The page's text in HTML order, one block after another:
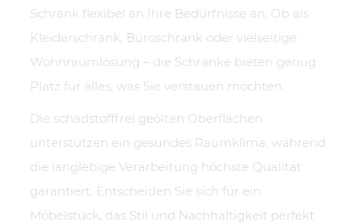
Schrank flexibel an Ihre Bedürfnisse an. Ob als
Kleiderschrank, Büroschrank oder vielseitige
Wohnraumlösung – die Schränke bieten genug
Platz für alles, was Sie verstauen möchten.
Die schadstofffrei geölten Oberflächen
unterstützen ein gesundes Raumklima, während
die langlebige Verarbeitung höchste Qualität
garantiert. Entscheiden Sie sich für ein
Möbelstück, das Stil und Nachhaltigkeit perfekt